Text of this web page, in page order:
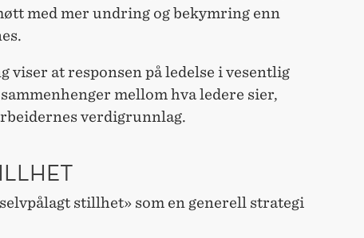
med mer undring og bekymring enn
viser at responsen på ledelse i vesentlig
mellom hva ledere sier,
verdigrunnlag.
stillhet» som en generell strategi